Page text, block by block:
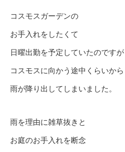
コスモスガーデンの
お手入れをしたくて
日曜出勤を予定していたのですが
コスモスに向かう途中くらいから
雨が降り出してしまいました。
雨を理由に雑草抜きと
お庭のお手入れを断念